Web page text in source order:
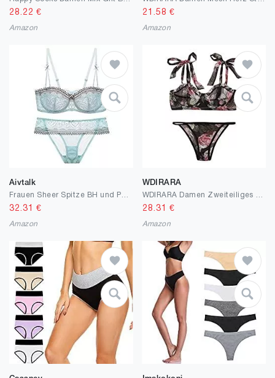
28.22 €
Amazon
21.58 €
Amazon
Aivtalk
32.31 €
Amazon
WDIRARA
28.31 €
Amazon